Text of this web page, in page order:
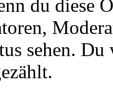
du diese
sehen.